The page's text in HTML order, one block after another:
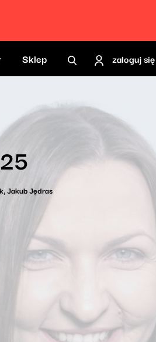
Sklep zaloguj się
,Jakub Jędras